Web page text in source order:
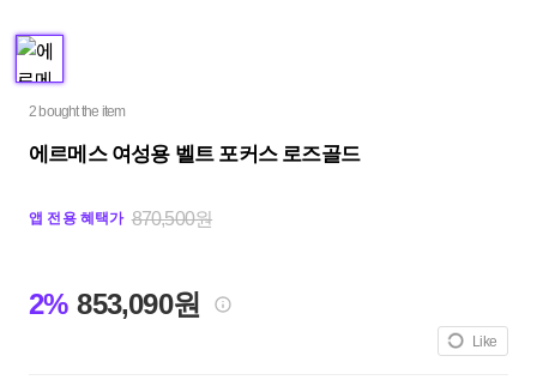
2 bought the item
에르메스 여성용 벨트 포커스 로즈골드
앱 전용 혜택가 870,500원
2% 853,090원
Like